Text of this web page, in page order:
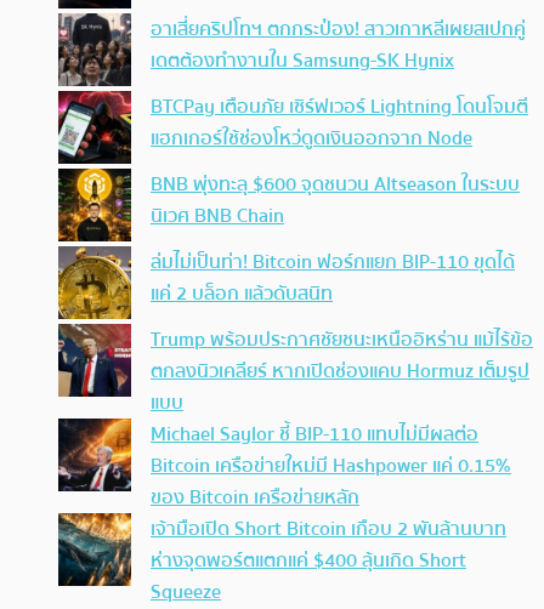
อาเสี่ยคริปโทฯ ตกกระป๋อง! สาวเกาหลีเผยสเปกคู่
เดตต้องทำงานใน Samsung-SK Hynix
BTCPay เตือนภัย เซิร์ฟเวอร์ Lightning โดนโจมตี
แฮกเกอร์ใช้ช่องโหว่ดูดเงินออกจาก Node
BNB พุ่งทะลุ $600 จุดชนวน Altseason ในระบบ
นิเวศ BNB Chain
ล่มไม่เป็นท่า! Bitcoin ฟอร์กแยก BIP-110 ขุดได้
แค่ 2 บล็อก แล้วดับสนิท
Trump พร้อมประกาศชัยชนะเหนืออิหร่าน แม้ไร้ข้อ
ตกลงนิวเคลียร์ หากเปิดช่องแคบ Hormuz เต็มรูป
แบบ
Michael Saylor ชี้ BIP-110 แทบไม่มีผลต่อ
Bitcoin เครือข่ายใหม่มี Hashpower แค่ 0.15%
ของ Bitcoin เครือข่ายหลัก
เจ้ามือเปิด Short Bitcoin เกือบ 2 พันล้านบาท
ห่างจุดพอร์ตแตกแค่ $400 ลุ้นเกิด Short
Squeeze